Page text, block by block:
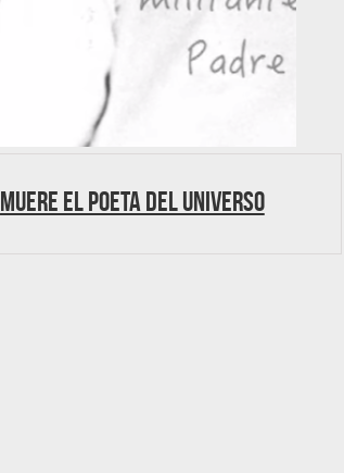
Muere el poeta del Universo